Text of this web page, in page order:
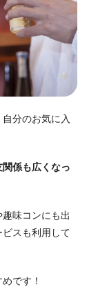
分のお気に入
係も広くなっ
味コンにも出
スも利用して
です！